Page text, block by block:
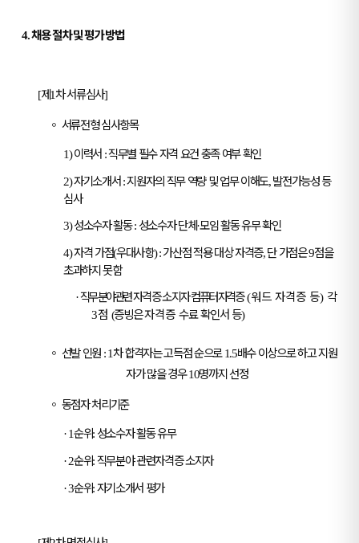
4.채용 절차 및 평가 방법
[제1차 서류심사]
◦ 서류전형 심사항목
1)이력서 :직무별 필수 자격 요건 충족 여부 확인
2)자기소개서 :지원자의 직무 역량 및 업무 이해도,발전가능성 등
심사
3)성소수자 활동: 성소수자 단체·모임 활동 유무 확인
4)자격 가점(우대사항) :가산점 적용 대상 자격증,단 가점은9점을
초과하지 못함
·직무 분야 관련자격증 소지자컴퓨터 자격증 (워드 자격증 등) 각
3점 (증빙은자격증수료 확인서 등)
◦ 선발 인원 : 1차 합격자는 고득점 순으로1.5배수 이상으로 하고 지원
자가 많을 경우10명까지 선정
◦ 동점자 처리기준
· 1순위: 성소수자 활동 유무
· 2순위:직무분야 관련자격증 소지자
· 3순위:자기소개서 평가